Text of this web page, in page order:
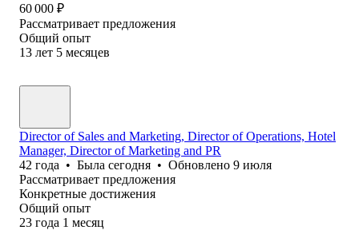
60 000 ₽
Рассматривает предложения
Общий опыт
13 лет 5 месяцев
Director of Sales and Marketing, Director of Operations, Hotel
Manager, Director of Marketing and PR
42 года • Была сегодня • Обновлено 9 июля
Рассматривает предложения
Конкретные достижения
Общий опыт
23 года 1 месяц